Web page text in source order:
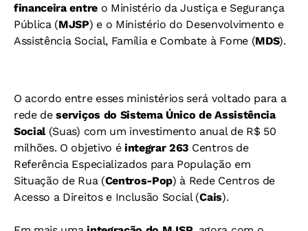
financeira entreo Ministério da Justiça e Segurança
Pública (MJSP) e o Ministério do Desenvolvimento e
Assistência Social, Família e Combate à Fome (MDS).
O acordo entre esses ministérios será voltado para a
rede deserviços do Sistema Único de Assistência
Social(Suas) com um investimento anual de R$ 50
milhões. O objetivo é integrar 263 Centros de
Referência Especializados para População em
Situação de Rua (Centros-Pop) à Rede Centros de
Acesso a Direitos e Inclusão Social (Cais).